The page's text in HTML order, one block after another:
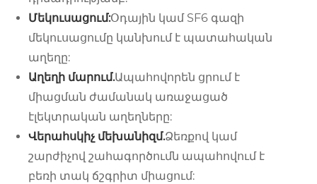
Մեկուսացում:Օդային կամ SF6 գազի
մեկուսացումը կանխում է պատահական
աղեղը:
Աղեղի մարում.Ապահովորեն ցրում է
միացման ժամանակ առաջացած
էլեկտրական աղեղները:
Վերահսկիչ մեխանիզմ.Ձեռքով կամ
շարժիչով շահագործումն ապահովում է
բեռի տակ ճշգրիտ միացում: